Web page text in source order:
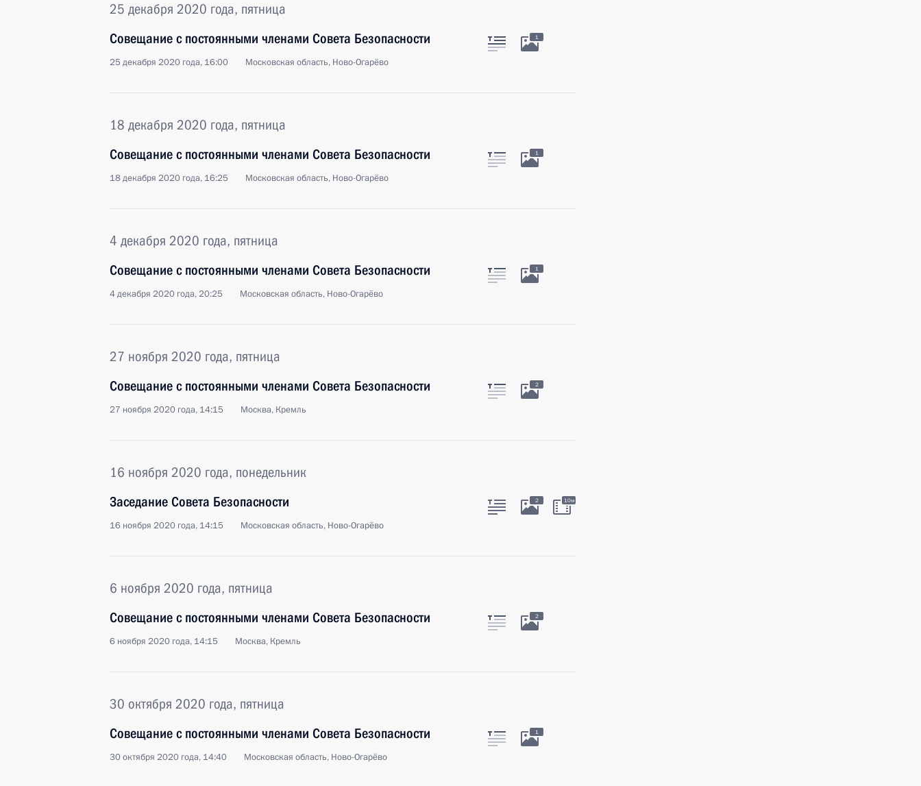
25 декабря 2020 года, пятница
Совещание с постоянными членами Совета Безопасности
25 декабря 2020 года, 16:00 Московская область, Ново-Огарёво
1
18 декабря 2020 года, пятница
Совещание с постоянными членами Совета Безопасности
18 декабря 2020 года, 16:25 Московская область, Ново-Огарёво
1
4 декабря 2020 года, пятница
Совещание с постоянными членами Совета Безопасности
4 декабря 2020 года, 20:25 Московская область, Ново-Огарёво
1
27 ноября 2020 года, пятница
Совещание с постоянными членами Совета Безопасности
27 ноября 2020 года, 14:15 Москва, Кремль
2
16 ноября 2020 года, понедельник
Заседание Совета Безопасности
16 ноября 2020 года, 14:15 Московская область, Ново-Огарёво
2 10м
6 ноября 2020 года, пятница
Совещание с постоянными членами Совета Безопасности
6 ноября 2020 года, 14:15 Москва, Кремль
2
30 октября 2020 года, пятница
Совещание с постоянными членами Совета Безопасности
30 октября 2020 года, 14:40 Московская область, Ново-Огарёво
1